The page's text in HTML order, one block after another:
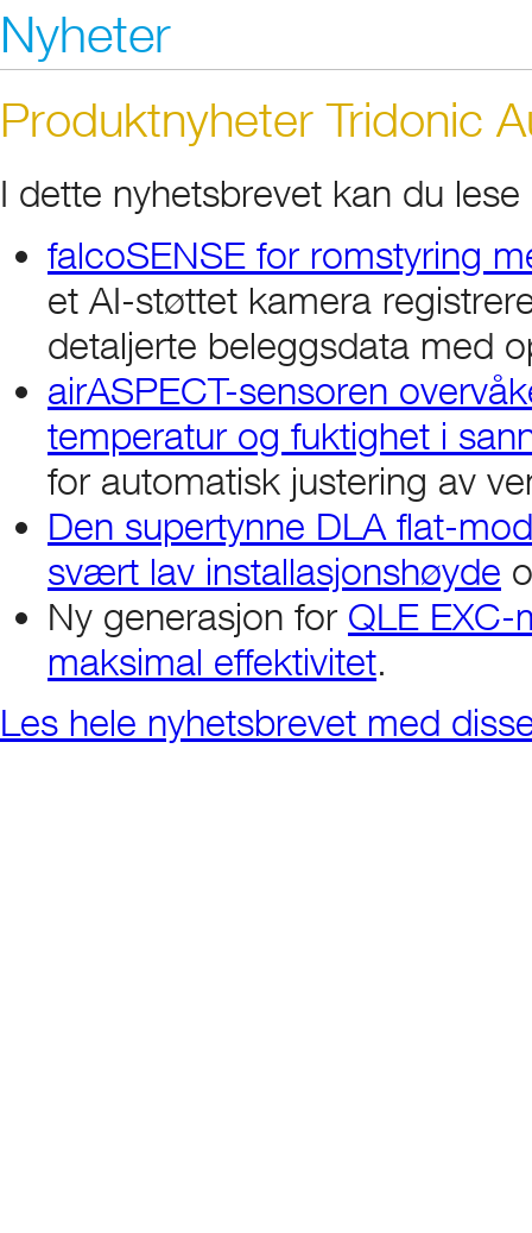
Nyheter
Produktnyheter Tridonic
I dette nyhetsbrevet kan du
falcoSENSE for romstyring
et AI-støttet kamera
detaljerte beleggsdata med
airASPECT-sensoren
temperatur og fuktighet i
for automatisk justering av
Den supertynne DLA flat-
svært lav installasjonshøyde
Ny generasjon for QLE
maksimal effektivitet.
Les hele nyhetsbrevet med